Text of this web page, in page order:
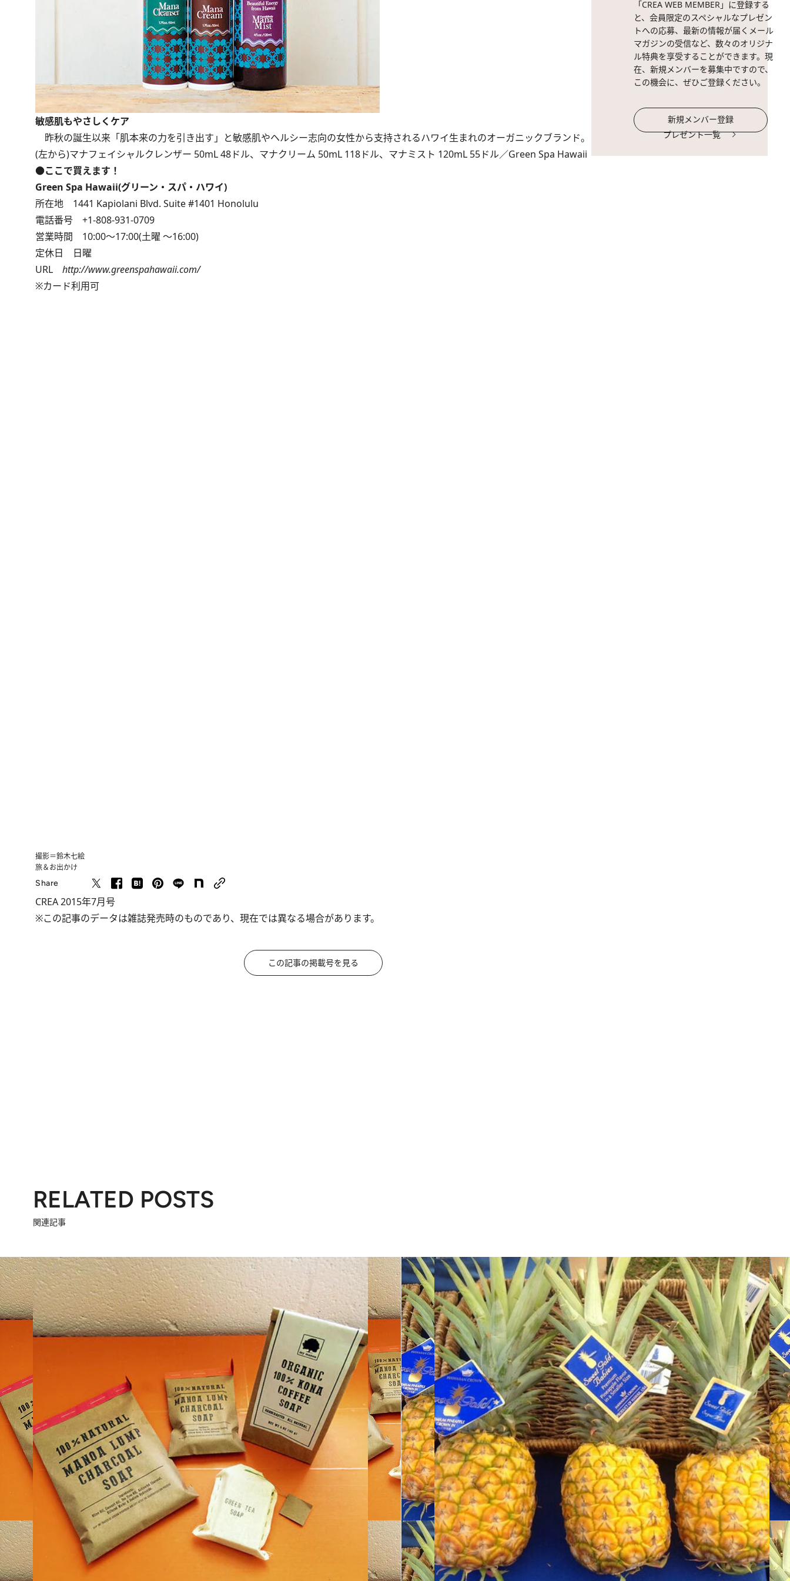
敏感肌もやさしくケア
昨秋の誕生以来「肌本来の力を引き出す」と敏感肌やヘルシー志向の女性から支持されるハワイ生まれのオーガニックブランド。
(左から)マナフェイシャルクレンザー 50mL 48ドル、マナクリーム 50mL 118ドル、マナミスト 120mL 55ドル／Green Spa Hawaii
●ここで買えます！
Green Spa Hawaii(グリーン・スパ・ハワイ)
所在地 1441 Kapiolani Blvd. Suite #1401 Honolulu
電話番号 +1-808-931-0709
営業時間 10:00～17:00(土曜 ～16:00)
定休日 日曜
URL http://www.greenspahawaii.com/
※カード利用可
撮影＝鈴木七絵
旅＆お出かけ
Share
CREA 2015年7月号
※この記事のデータは雑誌発売時のものであり、現在では異なる場合があります。
この記事の掲載号を見る
「CREA WEB MEMBER」に登録する
と、会員限定のスペシャルなプレゼン
トへの応募、最新の情報が届くメール
マガジンの受信など、数々のオリジナ
ル特典を享受することができます。現
在、新規メンバーを募集中ですので、
この機会に、ぜひご登録ください。
新規メンバー登録
プレゼント一覧
RELATED POSTS
関連記事